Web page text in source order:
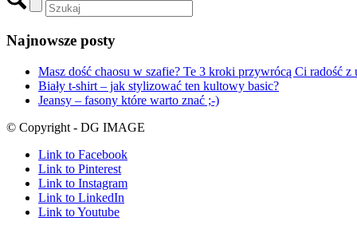
Najnowsze posty
Masz dość chaosu w szafie? Te 3 kroki przywrócą Ci radość z
Biały t-shirt – jak stylizować ten kultowy basic?
Jeansy – fasony które warto znać ;-)
© Copyright - DG IMAGE
Link to Facebook
Link to Pinterest
Link to Instagram
Link to LinkedIn
Link to Youtube